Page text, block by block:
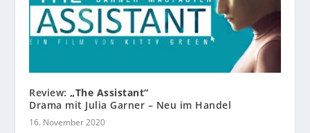
Review: „The Assistant“
Drama mit Julia Garner – Neu im Handel
16. November 2020